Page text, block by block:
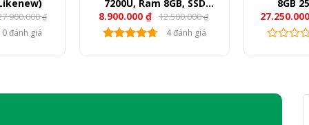
₫
0 đánh giá
7200U, Ram 8GB, SSD
256GB, 13.3″ FullHD
8.900.000 ₫ 12.500.000₫
4 đánh giá
8GB
27.250.000